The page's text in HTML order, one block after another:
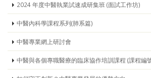
2024 年度中醫執業試速成研集班 (面試工作坊)
中醫內科學課程系列(肺系篇)
中醫專業網上研討會
中醫與各個專職醫療的臨床協作培訓課程 (課程編